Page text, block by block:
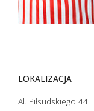
LOKALIZACJA
Al. Piłsudskiego 44